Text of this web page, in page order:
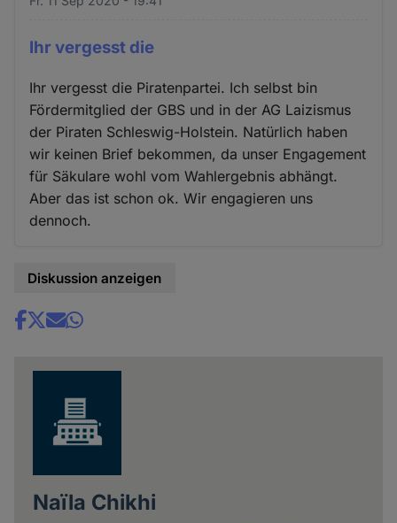
Ihr vergesst die
Ihr vergesst die Piratenpartei. Ich selbst bin
Fördermitglied der GBS und in der AG Laizismus
der Piraten Schleswig-Holstein. Natürlich haben
wir keinen Brief bekommen, da unser Engagement
für Säkulare wohl vom Wahlergebnis abhängt.
Aber das ist schon ok. Wir engagieren uns
dennoch.
Diskussion anzeigen
Share
Naïla Chikhi